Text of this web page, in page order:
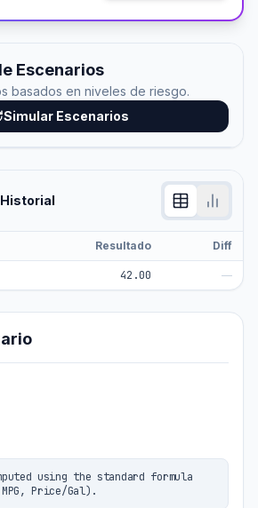
Escenarios
basados en niveles de riesgo.
Simular Escenarios
Resultado Diff
42.00 —
using the standard formula
Price/Gal).